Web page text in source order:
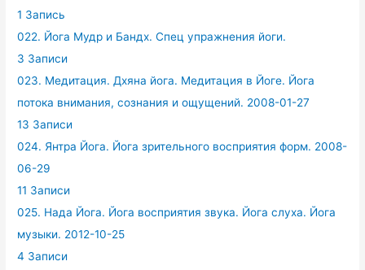
1 Запись
022. Йога Мудр и Бандх. Спец упражнения йоги.
3 Записи
023. Медитация. Дхяна йога. Медитация в Йоге. Йога
потока внимания, сознания и ощущений. 2008-01-27
13 Записи
024. Янтра Йога. Йога зрительного восприятия форм. 2008-
06-29
11 Записи
025. Нада Йога. Йога восприятия звука. Йога слуха. Йога
музыки. 2012-10-25
4 Записи